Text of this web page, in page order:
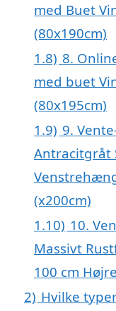
med Buet
(80x190cm)
1.8) 8.
med buet
(80x195cm)
1.9) 9.
Antracitgråt
(x200cm)
1.10) 10.
Massivt
100 cm
2) Hvilke